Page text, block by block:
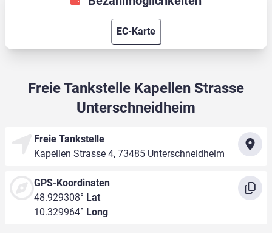
EC-Karte
Freie Tankstelle Kapellen Strasse
Unterschneidheim
Freie Tankstelle
Kapellen Strasse 4, 73485 Unterschneidheim
GPS-Koordinaten
48.929308° Lat
10.329964° Long